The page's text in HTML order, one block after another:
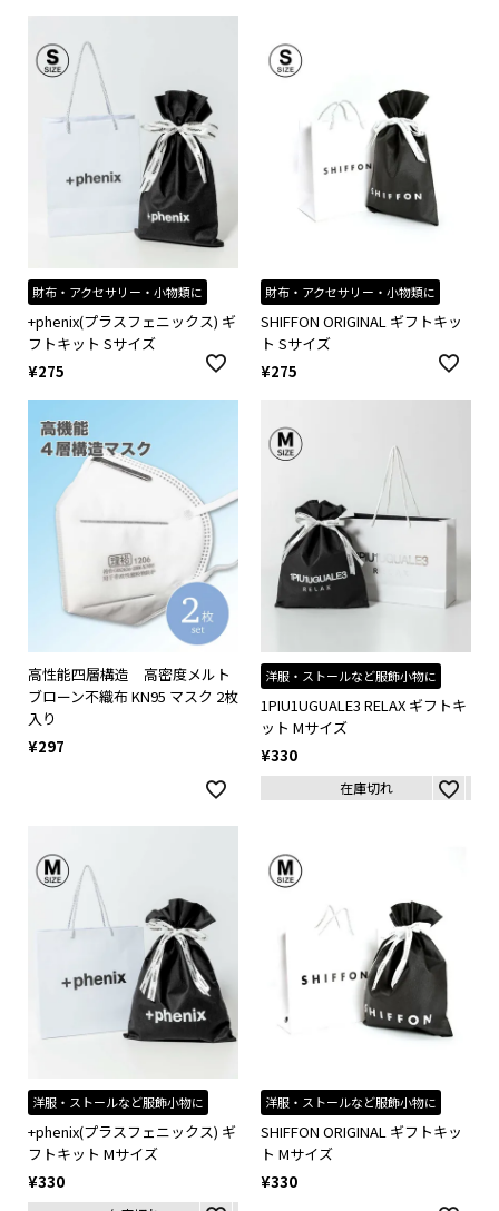
財布・アクセサリー・小物類に
+phenix(プラスフェニックス) ギ
フトキット Sサイズ
¥275
財布・アクセサリー・小物類に
SHIFFON ORIGINAL ギフトキッ
ト Sサイズ
¥275
高性能四層構造 高密度メルト
ブローン不織布 KN95 マスク 2枚
入り
¥297
洋服・ストールなど服飾小物に
1PIU1UGUALE3 RELAX ギフトキ
ット Mサイズ
¥330
在庫切れ
洋服・ストールなど服飾小物に
+phenix(プラスフェニックス) ギ
フトキット Mサイズ
¥330
洋服・ストールなど服飾小物に
SHIFFON ORIGINAL ギフトキッ
ト Mサイズ
¥330